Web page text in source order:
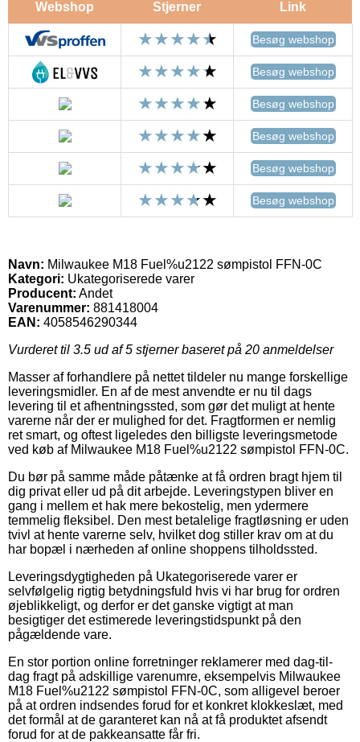
Webshop Stjerner Link
Besøg webshop
Besøg webshop
Besøg webshop
Besøg webshop
Besøg webshop
Besøg webshop
Navn: Milwaukee M18 Fuel%u2122 sømpistol FFN-0C
Kategori: Ukategoriserede varer
Producent: Andet
Varenummer: 881418004
EAN: 4058546290344
Vurderet til 3.5 ud af 5 stjerner baseret på 20 anmeldelser
Masser af forhandlere på nettet tildeler nu mange forskellige
leveringsmidler. En af de mest anvendte er nu til dags
levering til et afhentningssted, som gør det muligt at hente
varerne når der er mulighed for det. Fragtformen er nemlig
ret smart, og oftest ligeledes den billigste leveringsmetode
ved køb af Milwaukee M18 Fuel%u2122 sømpistol FFN-0C.
Du bør på samme måde påtænke at få ordren bragt hjem til
dig privat eller ud på dit arbejde. Leveringstypen bliver en
gang i mellem et hak mere bekostelig, men ydermere
temmelig fleksibel. Den mest betalelige fragtløsning er uden
tvivl at hente varerne selv, hvilket dog stiller krav om at du
har bopæl i nærheden af online shoppens tilholdssted.
Leveringsdygtigheden på Ukategoriserede varer er
selvfølgelig rigtig betydningsfuld hvis vi har brug for ordren
øjeblikkeligt, og derfor er det ganske vigtigt at man
besigtiger det estimerede leveringstidspunkt på den
pågældende vare.
En stor portion online forretninger reklamerer med dag-til-
dag fragt på adskillige varenumre, eksempelvis Milwaukee
M18 Fuel%u2122 sømpistol FFN-0C, som alligevel beroer
på at ordren indsendes forud for et konkret klokkeslæt, med
det formål at de garanteret kan nå at få produktet afsendt
forud for at de pakkeansatte får fri.